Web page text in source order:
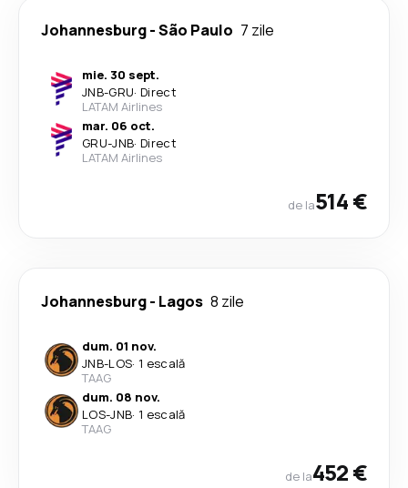
Johannesburg-São Paulo 7 zile
mie. 30 sept.
JNB-GRU· Direct
LATAM Airlines
mar. 06 oct.
GRU-JNB· Direct
LATAM Airlines
de la514 €
Johannesburg- Lagos 8 zile
dum. 01 nov.
JNB-LOS· 1 escală
TAAG
dum. 08 nov.
LOS-JNB· 1 escală
TAAG
de la452 €